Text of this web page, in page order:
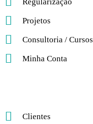
Projetos
Consultoria / Cursos
Minha Conta
Clientes